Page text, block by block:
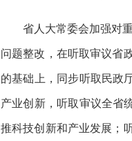
省人大常委会加强对
问题整改，在听取审议省
的基础上，同步听取民政
产业创新，听取审议全省
推科技创新和产业发展；